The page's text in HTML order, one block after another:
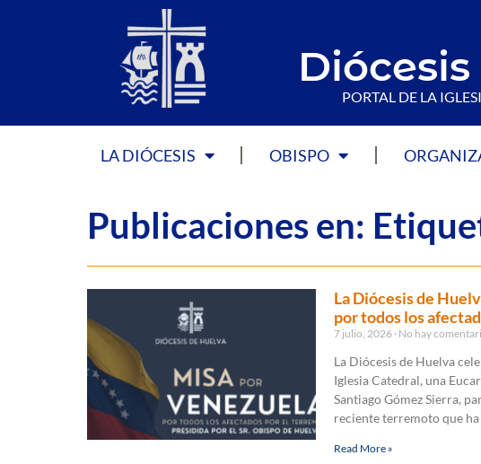
PORTAL DE LA
LA DIÓCESIS OBISPO
Publicaciones en:
La Diócesis de
por todos los
7 julio, 2026 No hay
La Diócesis de Huelva
Iglesia Catedral, una
Santiago Gómez Sierra,
reciente terremoto que ha
Read More »